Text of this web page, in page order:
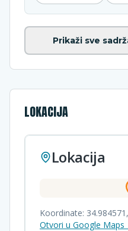
Prikaži sve
LOKACIJA
Lokacija
Koordinate: 34.984571 ,
Otvori u Google Maps